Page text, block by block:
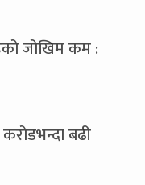
जोखिम कम :
बढी